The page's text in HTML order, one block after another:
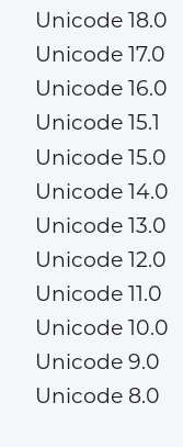
Unicode 18.0
Unicode 17.0
Unicode 16.0
Unicode 15.1
Unicode 15.0
Unicode 14.0
Unicode 13.0
Unicode 12.0
Unicode 11.0
Unicode 10.0
Unicode 9.0
Unicode 8.0